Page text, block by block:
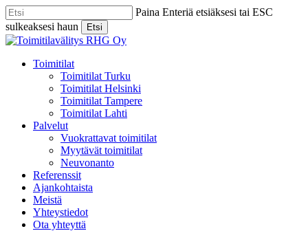
Skip
to
main
content
Paina Enteriä etsiäksesi tai ESC
sulkeaksesi haun
Etsi
Close
Menu
Toimitilat
Toimitilat Turku
Toimitilat Helsinki
Toimitilat Tampere
Toimitilat Lahti
Palvelut
Vuokrattavat toimitilat
Myytävät toimitilat
Neuvonanto
Referenssit
Ajankohtaista
Meistä
Yhteystiedot
Ota yhteyttä